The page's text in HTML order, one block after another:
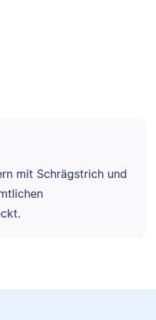
mit Schrägstrich und